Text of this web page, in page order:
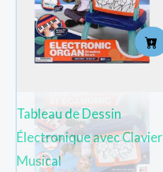
Tableau de Dessin
Électronique avec Clavier
Musical